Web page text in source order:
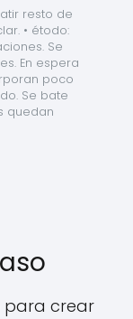
resto de
• étodo:
Se
En espera
poco
Se bate
quedan
para crear